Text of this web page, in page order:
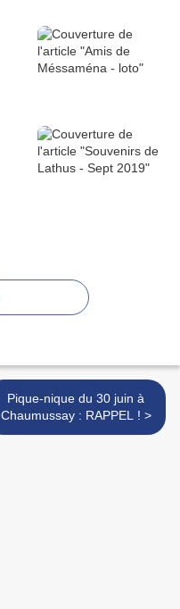
Pique-nique du 30 juin à
Chaumussay : RAPPEL ! >